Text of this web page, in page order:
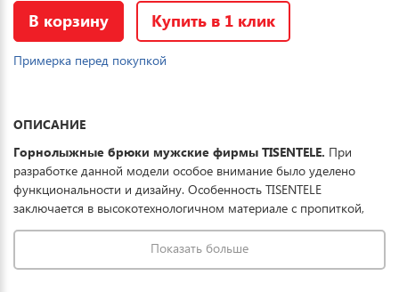
В корзину Купить в 1 клик
Примерка перед покупкой
ОПИСАНИЕ
Горнолыжные брюки мужские фирмы TISENTELE. При
разработке данной модели особое внимание было уделено
функциональности и дизайну. Особенность TISENTELE
заключается в высокотехнологичном материале с пропиткой,
которая совместно с мембраной обеспечивает превосходную
защиту одежды от проникновения влаги, что обеспечивает до 8
часов катания в условиях мокрого снега. Купить горнолыжные
Показать больше